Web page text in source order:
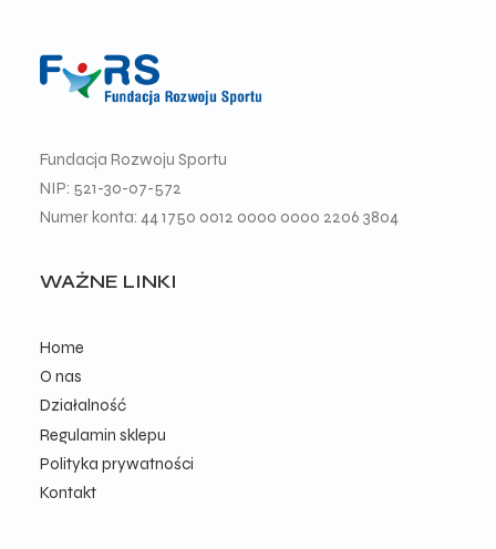
Fundacja Rozwoju Sportu
NIP: 521-30-07-572
Numer konta: 44 1750 0012 0000 0000 2206 3804
WAŻNE LINKI
Home
O nas
Działalność
Regulamin sklepu
Polityka prywatności
Kontakt